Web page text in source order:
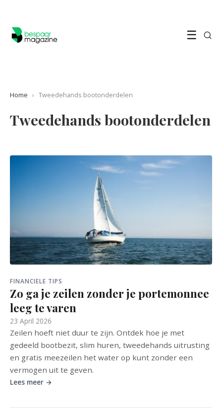
☰
Home › Tweedehands bootonderdelen
Tweedehands bootonderdelen
FINANCIELE TIPS
Zo ga je zeilen zonder je portemonnee
leeg te varen
23 April 2026
Zeilen hoeft niet duur te zijn. Ontdek hoe je met
gedeeld bootbezit, slim huren, tweedehands uitrusting
en gratis meezeilen het water op kunt zonder een
vermogen uit te geven.
Lees meer →